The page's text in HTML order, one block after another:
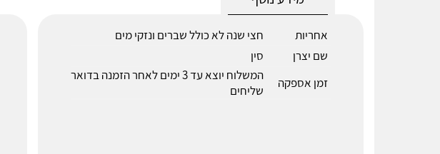
אחריות
חצי שנה לא כולל שברים ונזקי מים
שם יצרן
סין
זמן אספקה
המשלוח יוצא עד 3 ימים לאחר הזמנה בדואר
שליחים